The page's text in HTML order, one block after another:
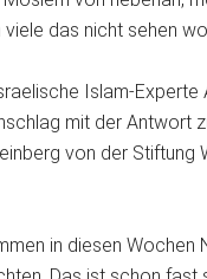
das nicht sehen
Islam-Experte
mit der Antwort
von der Stiftung
in diesen Wochen